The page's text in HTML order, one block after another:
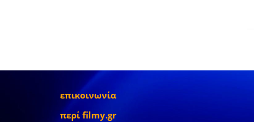
επικοινωνία
περί filmy.gr